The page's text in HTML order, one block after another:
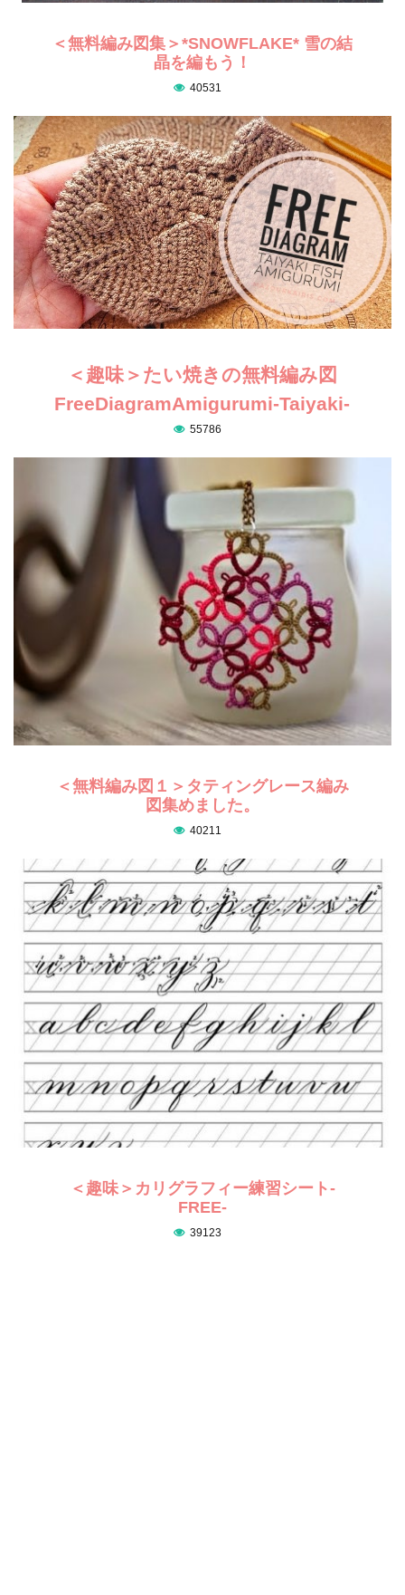
＜無料編み図集＞*SNOWFLAKE* 雪の結
晶を編もう！
40531
＜趣味＞たい焼きの無料編み図
FreeDiagramAmigurumi-Taiyaki-
55786
＜無料編み図１＞タティングレース編み
図集めました。
40211
＜趣味＞カリグラフィー練習シート-
FREE-
39123